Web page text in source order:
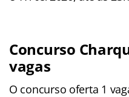
Concurso
vagas
O concurso oferta 1